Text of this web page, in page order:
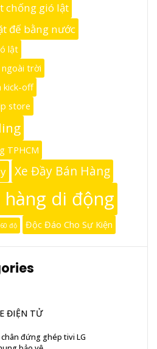
chống gió lật
đế bằng nước
lật
ngoài trời
kick-off
store
TPHCM
Xe Đầy Bán Hàng
hàng di động
độ Độc Đáo Cho Sự Kiện
ĐIỆN TỬ
đứng ghép tivi LG